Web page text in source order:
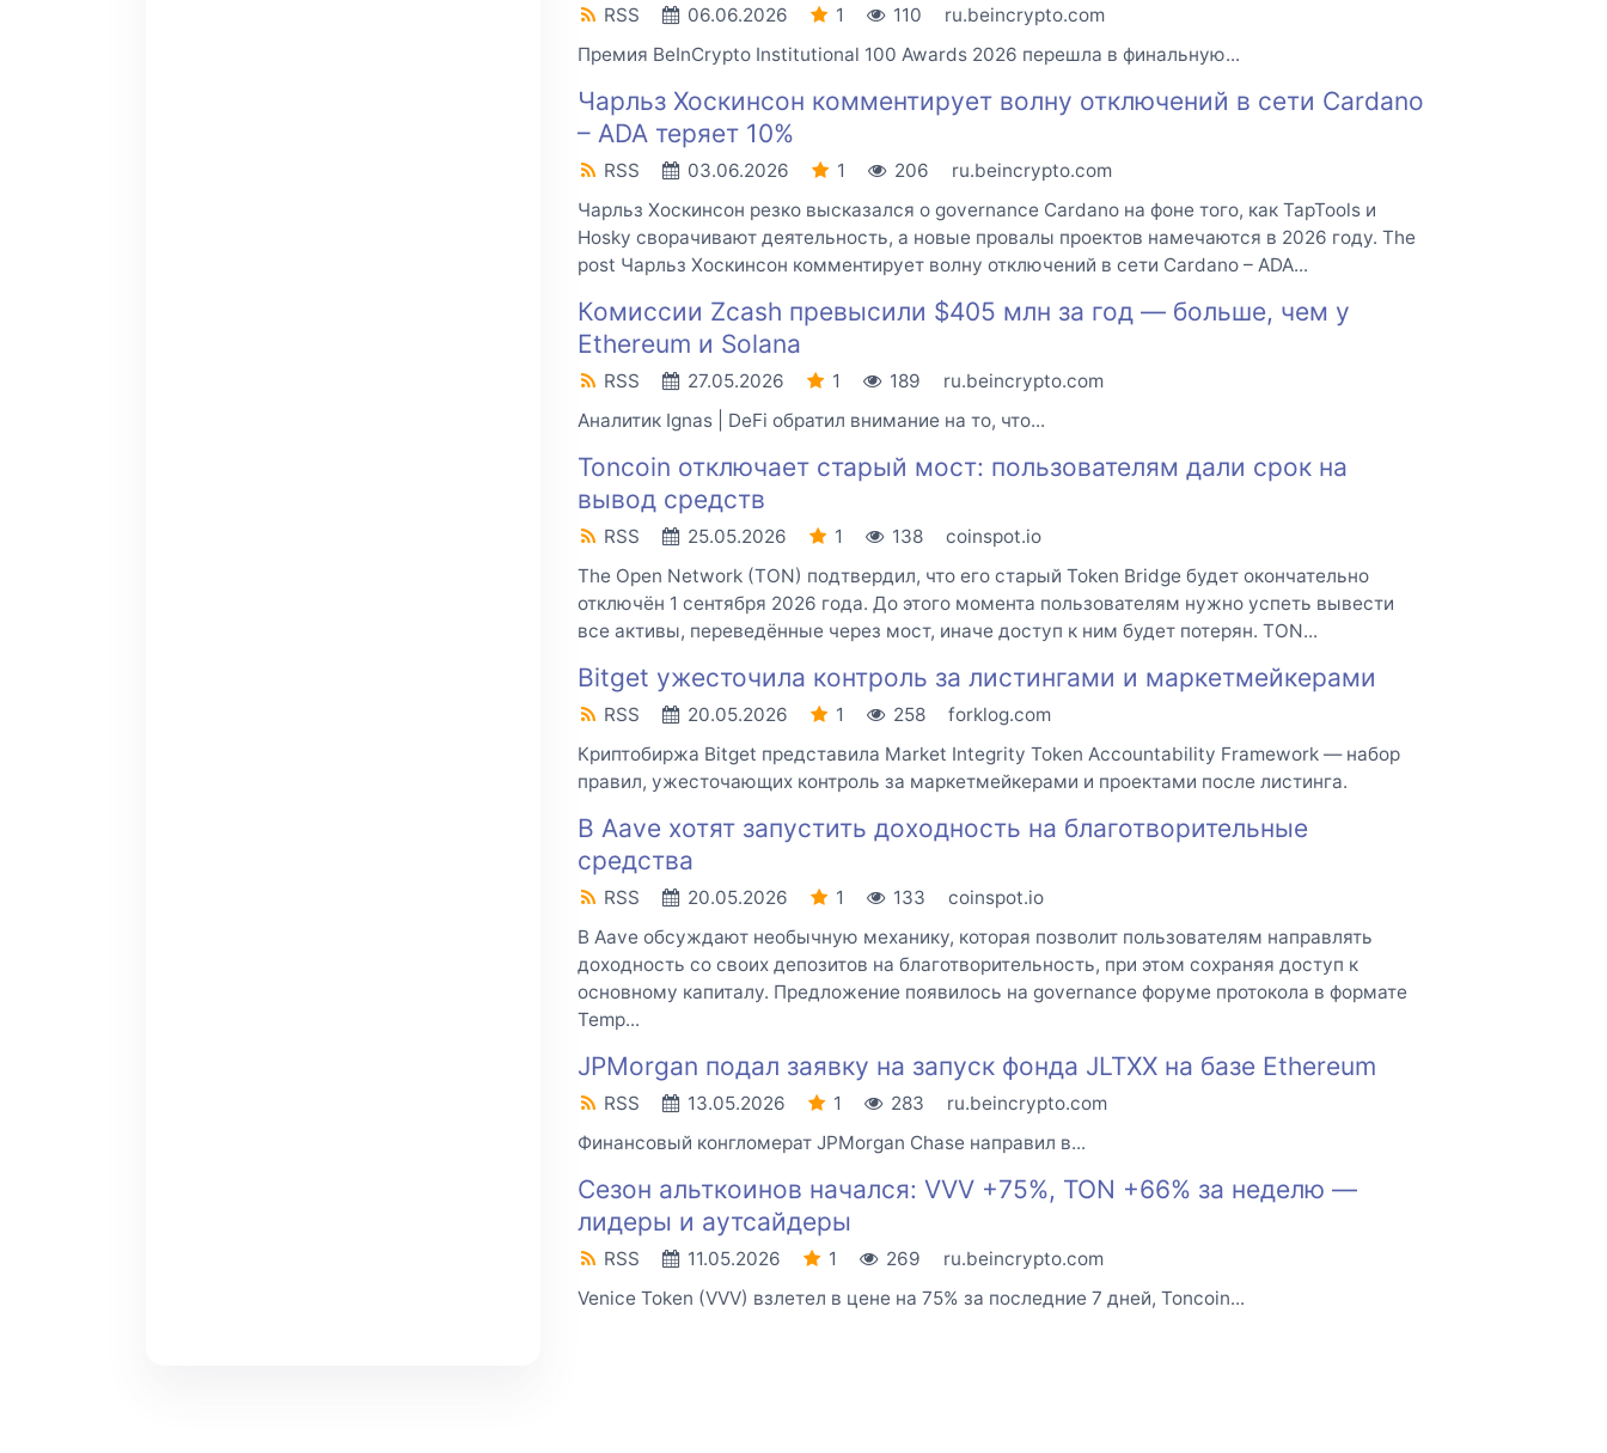
RSS 06.06.2026 1 110
ru.beincrypto.com
Премия BeInCrypto Institutional 100 Awards 2026 перешла в финальную...
Чарльз Хоскинсон комментирует волну отключений в сети Cardano
– ADA теряет 10%
RSS 03.06.2026 1 206
ru.beincrypto.com
Чарльз Хоскинсон резко высказался о governance Cardano на фоне того, как TapTools и
Hosky сворачивают деятельность, а новые провалы проектов намечаются в 2026 году. The
post Чарльз Хоскинсон комментирует волну отключений в сети Cardano – ADA...
Комиссии Zcash превысили $405 млн за год — больше, чем у
Ethereum и Solana
RSS 27.05.2026 1 189
ru.beincrypto.com
Аналитик Ignas | DeFi обратил внимание на то, что...
Toncoin отключает старый мост: пользователям дали срок на
вывод средств
RSS 25.05.2026 1 138
coinspot.io
The Open Network (TON) подтвердил, что его старый Token Bridge будет окончательно
отключён 1 сентября 2026 года. До этого момента пользователям нужно успеть вывести
все активы, переведённые через мост, иначе доступ к ним будет потерян. TON...
Bitget ужесточила контроль за листингами и маркетмейкерами
RSS 20.05.2026 1 258
forklog.com
Криптобиржа Bitget представила Market Integrity Token Accountability Framework — набор
правил, ужесточающих контроль за маркетмейкерами и проектами после листинга.
В Aave хотят запустить доходность на благотворительные
средства
RSS 20.05.2026 1 133
coinspot.io
В Aave обсуждают необычную механику, которая позволит пользователям направлять
доходность со своих депозитов на благотворительность, при этом сохраняя доступ к
основному капиталу. Предложение появилось на governance форуме протокола в формате
Temp...
JPMorgan подал заявку на запуск фонда JLTXX на базе Ethereum
RSS 13.05.2026 1 283
ru.beincrypto.com
Финансовый конгломерат JPMorgan Chase направил в...
Сезон альткоинов начался: VVV +75%, TON +66% за неделю —
лидеры и аутсайдеры
RSS 11.05.2026 1 269
ru.beincrypto.com
Venice Token (VVV) взлетел в цене на 75% за последние 7 дней, Toncoin...